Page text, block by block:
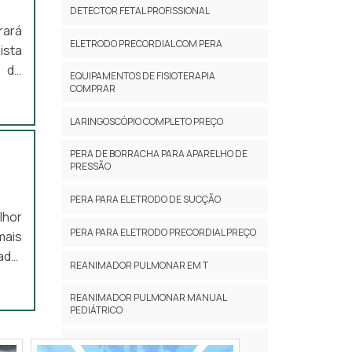
de
é
de
A
a
de
DETECTOR FETAL PROFISSIONAL
ELETRODO PRECORDIAL COM PERA
EQUIPAMENTOS DE FISIOTERAPIA
COMPRAR
LARINGOSCÓPIO COMPLETO PREÇO
PERA DE BORRACHA PARA APARELHO DE
PRESSÃO
PERA PARA ELETRODO DE SUCÇÃO
PERA PARA ELETRODO PRECORDIAL PREÇO
REANIMADOR PULMONAR EM T
REANIMADOR PULMONAR MANUAL
PEDIÁTRICO
TUBO CORRUGADO PREÇO